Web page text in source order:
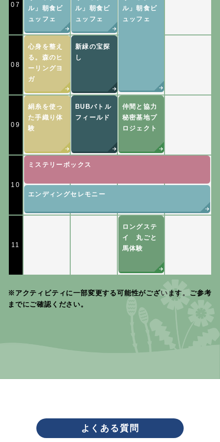
07
08
09
10
11
ル」朝食ビ
ュッフェ
ル」朝食ビ
ュッフェ
ル」朝食ビ
ュッフェ
心身を整え
る。森のヒ
ーリングヨ
ガ
新緑の宝探
し
絹糸を使っ
た手織り体
験
BUBバトル
フィールド
仲間と協力
秘密基地プ
ロジェクト
ミステリーボックス
エンディングセレモニー
ロングステ
イ 丸ごと
馬体験
※アクティビティに一部変更する可能性がございます。ご参考
までにご確認ください。
よくある質問